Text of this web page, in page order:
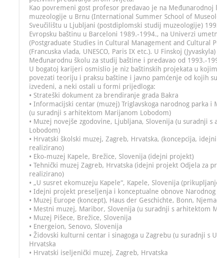
Kao povremeni gost profesor predavao je na
muzeologije u Brnu (International Summer School of
Sveučilištu u Ljubljani (postdiplomski studij muzeologije)
Evropsku baštinu u Barceloni 1989.-1994., na Univerzi
(Postgraduate Studies in Cultural Management and Cultural
(Francuska vlada, UNESCO, Paris IX etc.). U Finskoj
Međunarodnu školu za studij baštine i predavao od 1993.-
U bogatoj karijeri osmislio je niz baštinskih projekata u
povezati teoriju i praksu baštine i javno pamćenje od kojih
izvedeni, a neki ostali u formi prijedloga:
• Strateški dokument za brendiranje grada Bakra
• Informacijski centar (muzej) Triglavskoga narodnog parka i
(u suradnji s arhitektom Marijanom Lobodom)
• Muzej novejše zgodovine, Ljubljana, Slovenija (u suradnji
Lobodom)
• Hrvatski školski muzej, Zagreb, Hrvatska, (koncepcija,
realizirano)
• Eko-muzej Kapele, Brežice, Slovenija (idejni projekt)
• Tehnički muzej Zagreb, Hrvatska (idejni projekt Odjela za
realizirano)
• „U susret ekomuzeju Kapele“, Kapele, Slovenija
• Idejni projekt preseljenja i konceptualne obnove Narodnog
• Muzej Europe (koncept), Haus der Geschichte, Bonn,
• Mestni muzej, Maribor, Slovenija (u suradnji s arhitektom
• Muzej Pišece, Brežice, Slovenija
• Energeion, Senovo, Slovenija
• Židovski kulturni centar i sinagoga u Zagrebu (u suradnji s
Hrvatska
• Hrvatski iseljenički muzej, Zagreb, Hrvatska